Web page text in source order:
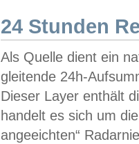
24 Stunden
Als Quelle dient ein
gleitende 24h-
Dieser Layer enthält
handelt es sich um
angeeichten“